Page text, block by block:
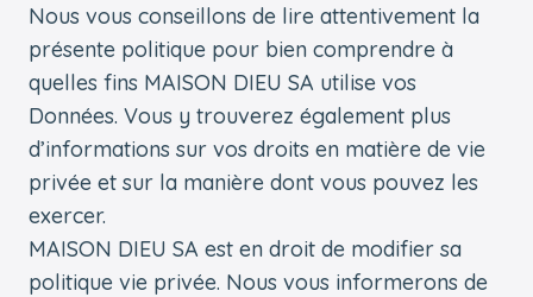
Nous vous conseillons de lire attentivement la
présente politique pour bien comprendre à
quelles fins MAISON DIEU SA utilise vos
Données. Vous y trouverez également plus
d’informations sur vos droits en matière de vie
privée et sur la manière dont vous pouvez les
exercer.
MAISON DIEU SA est en droit de modifier sa
politique vie privée. Nous vous informerons de